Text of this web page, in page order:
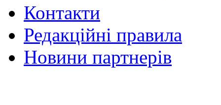
Контакти
Редакційні правила
Новини партнерів